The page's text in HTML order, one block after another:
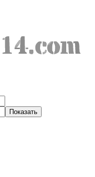
Показать